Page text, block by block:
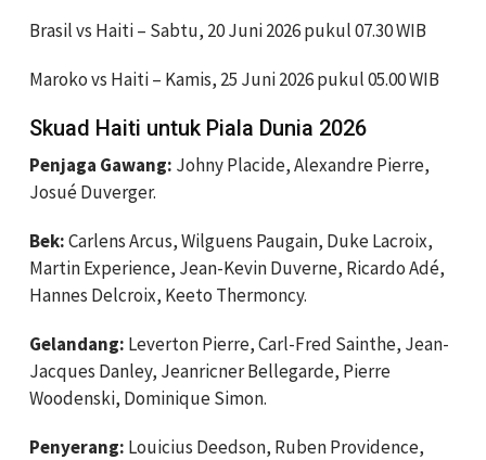
Brasil vs Haiti – Sabtu, 20 Juni 2026 pukul 07.30 WIB
Maroko vs Haiti – Kamis, 25 Juni 2026 pukul 05.00 WIB
Skuad Haiti untuk Piala Dunia 2026
Penjaga Gawang: Johny Placide, Alexandre Pierre,
Josué Duverger.
Bek:Carlens Arcus, Wilguens Paugain, Duke Lacroix,
Martin Experience, Jean-Kevin Duverne, Ricardo Adé,
Hannes Delcroix, Keeto Thermoncy.
Gelandang: Leverton Pierre, Carl-Fred Sainthe, Jean-
Jacques Danley, Jeanricner Bellegarde, Pierre
Woodenski, Dominique Simon.
Penyerang: Louicius Deedson, Ruben Providence,